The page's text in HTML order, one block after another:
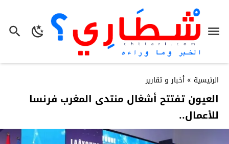
الرئيسية » أخبار و تقارير
العيون تفتتح أشغال منتدى المغرب فرنسا
للأعمال..